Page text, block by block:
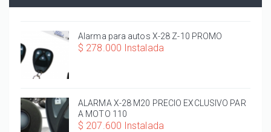
Alarma para autos X-28 Z-10 PROMO
$ 278.000 Instalada
ALARMA X-28 M20 PRECIO EXCLUSIVO PAR
A MOTO 110
$ 207.600 Instalada